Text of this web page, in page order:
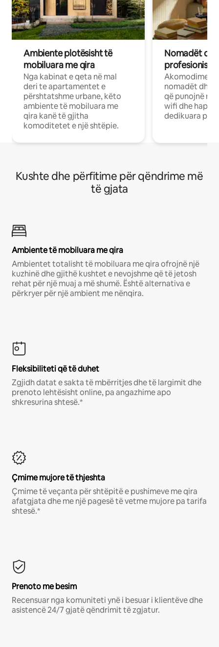
Ambiente plotësisht të
mobiluara me qira
Nga kabinat e qeta në mal
deri te apartamentet e
përshtatshme urbane, këto
ambiente të mobiluara me
qira kanë të gjitha
komoditetet e një shtëpie.
Nomadët
Akomodime
nomadët dhe
që punojnë në
wifi dhe
dedikuara
Kushte dhe përfitime për qëndrime më
të gjata
Ambiente të mobiluara me qira
Ambientet totalisht të mobiluara me qira ofrojnë një
kuzhinë dhe gjithë kushtet e nevojshme që të jetosh
rehat për një muaj a më shumë. Është alternativa e
përkryer për një ambient me nënqira.
Fleksibiliteti që të duhet
Zgjidh datat e sakta të mbërritjes dhe të largimit dhe
prenoto lehtësisht online, pa angazhime apo
shkresurina shtesë.*
Çmime mujore të thjeshta
Çmime të veçanta për shtëpitë e pushimeve me qira
afatgjata dhe me një pagesë të vetme mujore pa tarifa
shtesë.*
Prenoto me besim
Recensuar nga komuniteti ynë i besuar i klientëve dhe
asistencë 24/7 gjatë qëndrimit të zgjatur.